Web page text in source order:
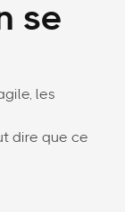
se
les
dire que ce